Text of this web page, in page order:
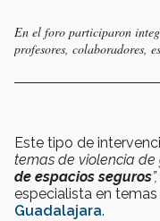
En el foro participaron
profesores, colaboradores,
Este tipo de
temas de violencia de
de espacios seguros”,
especialista en
Guadalajara.